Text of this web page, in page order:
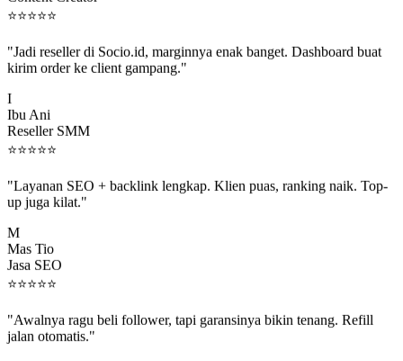
⭐⭐⭐⭐⭐
kirim order ke client gampang."
Ibu Ani
Reseller SMM
⭐⭐⭐⭐⭐
up juga kilat."
Mas Tio
Jasa SEO
⭐⭐⭐⭐⭐
jalan otomatis."